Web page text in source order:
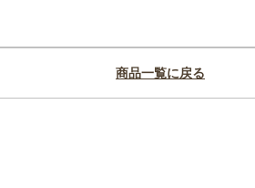
商品一覧に戻る